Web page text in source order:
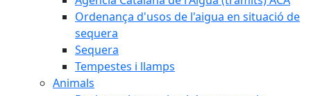
Ordenança d'usos de l'aigua en situació de
sequera
Sequera
Tempestes i llamps
Animals